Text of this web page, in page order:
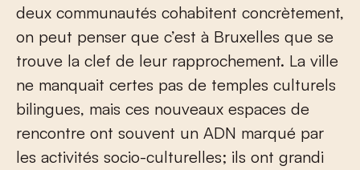
deux communautés cohabitent concrètement,
on peut penser que c’est à Bruxelles que se
trouve la clef de leur rapprochement. La ville
ne manquait certes pas de temples culturels
bilingues, mais ces nouveaux espaces de
rencontre ont souvent un ADN marqué par
les activités socio-culturelles; ils ont grandi